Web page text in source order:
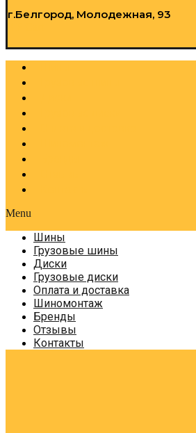
г.Белгород, Молодежная, 93
Menu
Шины
Грузовые шины
Диски
Грузовые диски
Оплата и доставка
Шиномонтаж
Бренды
Отзывы
Контакты